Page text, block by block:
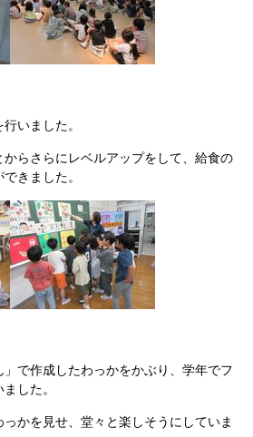
いました。
からさらにレベルアップをして、給食の
きました。
で作成したわっかをかぶり、学年でフ
した。
かを見せ、堂々と楽しそうにしていま